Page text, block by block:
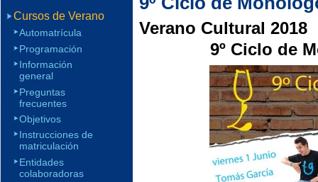
Verano Cultural 2018
9º Ciclo de
Cursos de Verano
Automatrícula
Programación
Información
general
Preguntas
frecuentes
Objetivos
Instrucciones de
matriculación
Entidades
colaboradoras